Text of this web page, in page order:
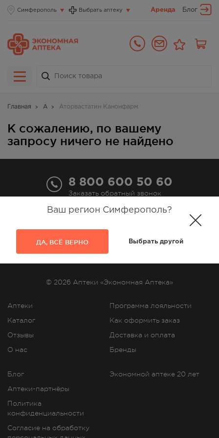
Симферополь
Ваш регион Симферополь?
ДА, ВСЁ ВЕРНО Выбрать другой
Выбрать аптеку Аренда Блог
Главная А Аторвастатин Канонфарм
К сожалению, по вашему
запросу ничего не найдено
8 800 600 50 60
Заказать обратный звонок
Аптеки
Каталог
Отзывы
О нас
Программа лояльности
Как оформить заказ
Доставка и оплата
Бренды
Блог
Аптеки-партнёры
Политика
конфиденциальности
Согласие на обработку
Экономной аптеке 20 лет
© 2026 Аптеки «Экономная Аптека»